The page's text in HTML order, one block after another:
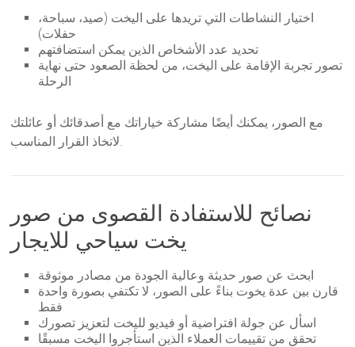
اختيار النشاطات التي تريدها على اليخت (صيد، سباحة،
حفلات)
تحديد عدد الأشخاص الذين يمكن استضافتهم
تصور تجربة الإقامة على اليخت، من لحظة الصعود حتى نهاية
الرحلة
مع الصور، يمكنك أيضًا مشاركة خياراتك مع أصدقائك أو عائلتك
لاتخاذ القرار المناسب.
نصائح للاستفادة القصوى من صور
يخت سياحي للايجار
ابحث عن صور حديثة وعالية الجودة من مصادر موثوقة
قارن بين عدة يخوت بناءً على الصور، لا تكتفي بصورة واحدة
فقط
اسأل عن جولة افتراضية أو فيديو لليخت لتعزيز تصورك
تحقق من تقييمات العملاء الذين استأجروا اليخت مسبقًا